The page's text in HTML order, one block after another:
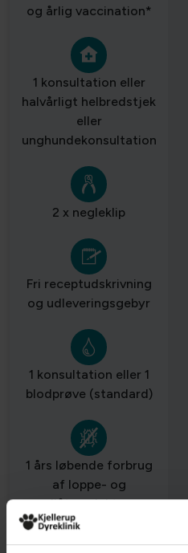
og årlig vaccination*
1 konsultation eller
halvårligt helbredstjek
eller
unghundekonsultation
2 x negleklip
Fri receptudskrivning
og udleveringsgebyr
1 konsultation eller 1
blodprøve (standard)
1 års løbende forbrug
af loppe- og
flåtprodukter
Total